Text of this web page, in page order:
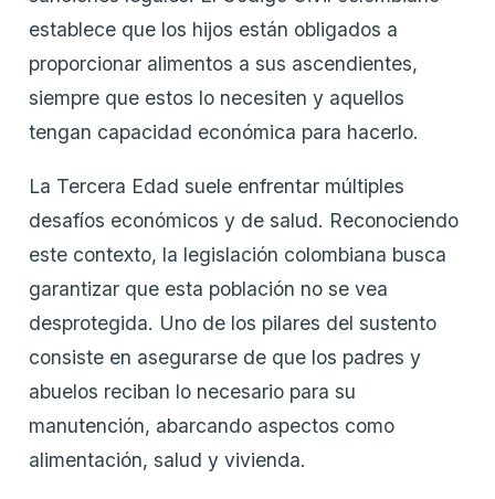
establece que los hijos están obligados a
proporcionar alimentos a sus ascendientes,
siempre que estos lo necesiten y aquellos
tengan capacidad económica para hacerlo.
La Tercera Edad suele enfrentar múltiples
desafíos económicos y de salud. Reconociendo
este contexto, la legislación colombiana busca
garantizar que esta población no se vea
desprotegida. Uno de los pilares del sustento
consiste en asegurarse de que los padres y
abuelos reciban lo necesario para su
manutención, abarcando aspectos como
alimentación, salud y vivienda.